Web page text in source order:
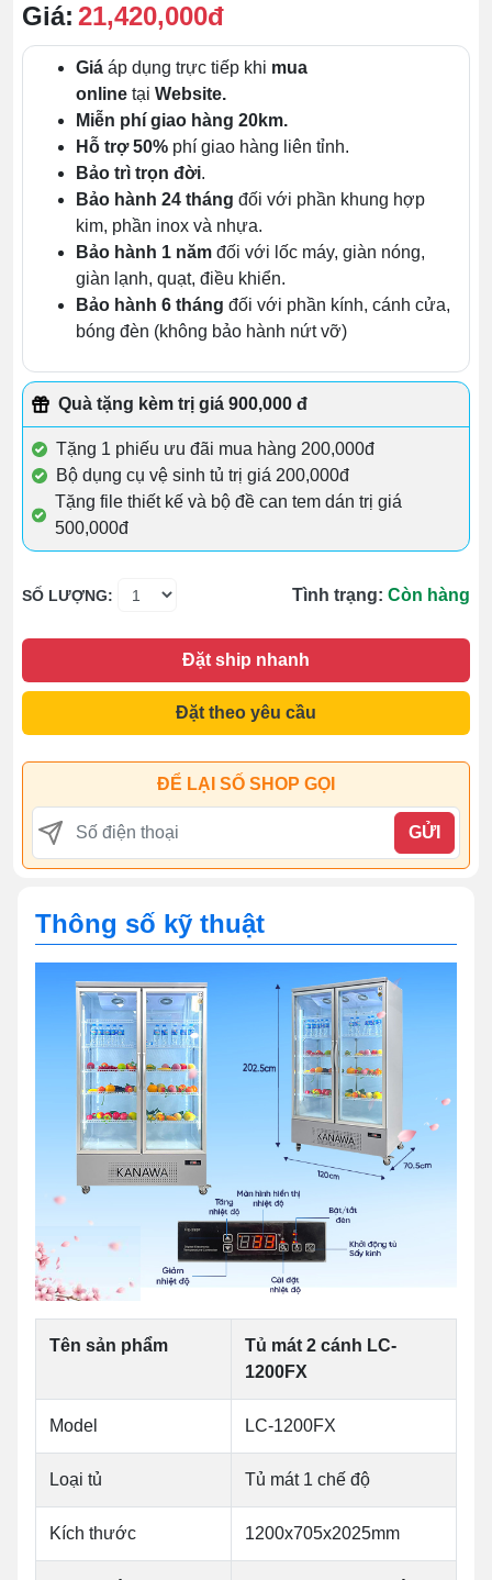
Giá: 21,420,000đ
Giá áp dụng trực tiếp khi mua
online tại Website.
Miễn phí giao hàng 20km.
Hỗ trợ 50% phí giao hàng liên tỉnh.
Bảo trì trọn đời.
Bảo hành 24 tháng đối với phần khung hợp
kim, phần inox và nhựa.
Bảo hành 1 năm đối với lốc máy, giàn nóng,
giàn lạnh, quạt, điều khiển.
Bảo hành 6 tháng đối với phần kính, cánh cửa,
bóng đèn (không bảo hành nứt vỡ)
Quà tặng kèm trị giá 900,000 đ
Tặng 1 phiếu ưu đãi mua hàng 200,000đ
Bộ dụng cụ vệ sinh tủ trị giá 200,000đ
Tặng file thiết kế và bộ đề can tem dán trị giá
500,000đ
SỐ LƯỢNG: Tình trạng: Còn hàng
Đặt ship nhanh
Đặt theo yêu cầu
ĐỂ LẠI SỐ SHOP GỌI
GỬI
Thông số kỹ thuật
Tên sản phẩm
Tủ mát 2 cánh LC-
1200FX
Model LC-1200FX
Loại tủ Tủ mát 1 chế độ
Kích thước 1200x705x2025mm